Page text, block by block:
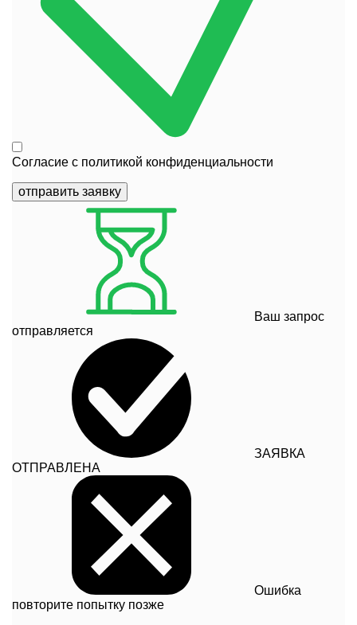
Согласие с политикой конфиденциальности
отправить заявку
Ваш запрос
отправляется
ЗАЯВКА
ОТПРАВЛЕНА
Ошибка
повторите попытку позже